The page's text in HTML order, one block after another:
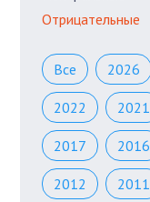
Отрицательные
Все 2026
2022 2021
2017 2016
2012 2011